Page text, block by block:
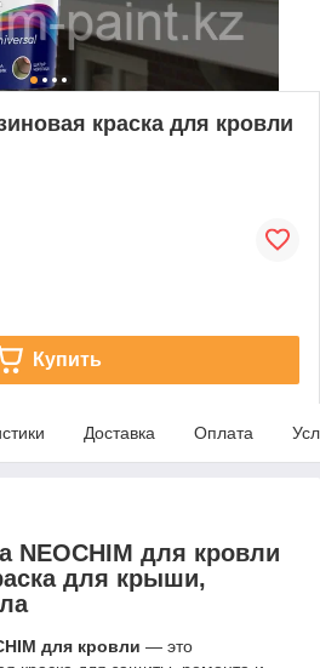
краска для кровли
Купить
Доставка Оплата
NEOCHIM для кровли
для крыши,
для кровли — это